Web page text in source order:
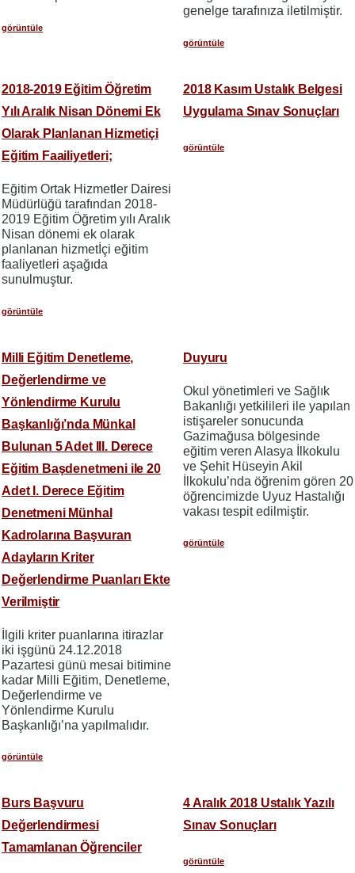
görüntüle
genelge tarafınıza iletilmiştir.
görüntüle
2018-2019 Eğitim Öğretim
Yılı Aralık Nisan Dönemi Ek
Olarak Planlanan Hizmetiçi
Eğitim Faailiyetleri;
Eğitim Ortak Hizmetler Dairesi
Müdürlüğü tarafından 2018-
2019 Eğitim Öğretim yılı Aralık
Nisan dönemi ek olarak
planlanan hizmetİçi eğitim
faaliyetleri aşağıda
sunulmuştur.
görüntüle
2018 Kasım Ustalık Belgesi
Uygulama Sınav Sonuçları
görüntüle
Milli Eğitim Denetleme,
Değerlendirme ve
Yönlendirme Kurulu
Başkanlığı’nda Münkal
Bulunan 5 Adet III. Derece
Eğitim Başdenetmeni ile 20
Adet I. Derece Eğitim
Denetmeni Münhal
Kadrolarına Başvuran
Adayların Kriter
Değerlendirme Puanları Ekte
Verilmiştir
İlgili kriter puanlarına itirazlar
iki işgünü 24.12.2018
Pazartesi günü mesai bitimine
kadar Milli Eğitim, Denetleme,
Değerlendirme ve
Yönlendirme Kurulu
Başkanlığı’na yapılmalıdır.
görüntüle
Duyuru
Okul yönetimleri ve Sağlık
Bakanlığı yetkilileri ile yapılan
istişareler sonucunda
Gazimağusa bölgesinde
eğitim veren Alasya İlkokulu
ve Şehit Hüseyin Akil
İlkokulu’nda öğrenim gören 20
öğrencimizde Uyuz Hastalığı
vakası tespit edilmiştir.
görüntüle
Burs Başvuru
Değerlendirmesi
Tamamlanan Öğrenciler
4 Aralık 2018 Ustalık Yazılı
Sınav Sonuçları
görüntüle